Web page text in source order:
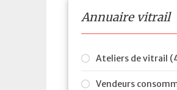
Annuaire vitrail
Ateliers de vitrail
Vendeurs